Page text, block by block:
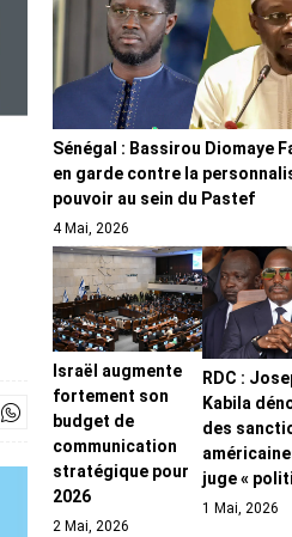
Sénégal : Bassirou Diomaye
en garde contre la
pouvoir au sein du Pastef
4 Mai, 2026
Israël augmente
fortement son
budget de
communication
stratégique pour
2026
2 Mai, 2026
RDC :
Kabila
des
juge «
1 Mai, 2026